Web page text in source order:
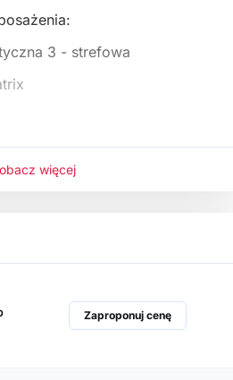
3 - strefowa
więcej
Zaproponuj cenę